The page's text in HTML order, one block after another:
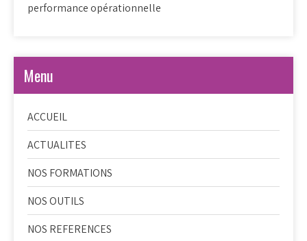
performance opérationnelle
Menu
ACCUEIL
ACTUALITES
NOS FORMATIONS
NOS OUTILS
NOS REFERENCES